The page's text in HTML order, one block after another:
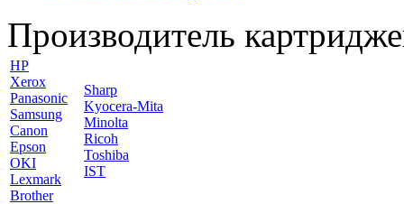
Производитель
HP
Xerox
Panasonic
Samsung
Canon
Epson
OKI
Lexmark
Brother
Sharp
Kyocera-Mita
Minolta
Ricoh
Toshiba
IST